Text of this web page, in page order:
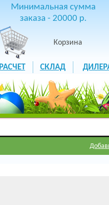
Минимальная сумма
заказа - 20000 р.
Корзина
РАСЧЕТ СКЛАД